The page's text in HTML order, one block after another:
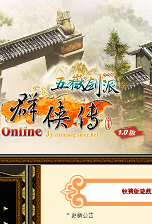
收費版遊戲
* 更新公告